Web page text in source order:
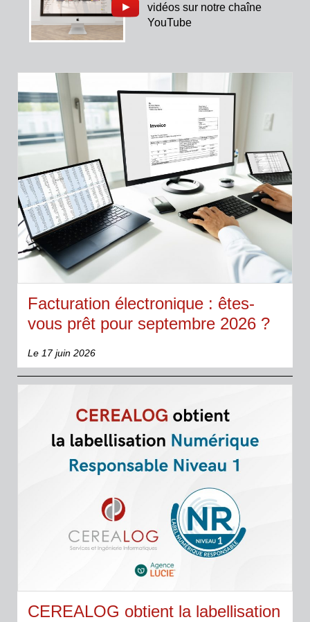
vidéos sur notre chaîne
YouTube
Facturation électronique : êtes-
vous prêt pour septembre 2026 ?
Le 17 juin 2026
CEREALOG obtient la labellisation